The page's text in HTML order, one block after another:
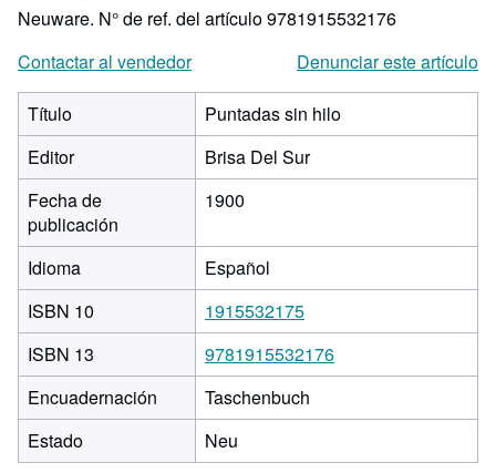
estrellas
Neuware. N° de ref. del artículo 9781915532176
Contactar al vendedor
Denunciar este artículo
Título
Puntadas sin hilo
Editor
Brisa Del Sur
Fecha de
publicación
1900
Idioma
Español
ISBN 10
1915532175
ISBN 13
9781915532176
Encuadernación
Taschenbuch
Estado
Neu